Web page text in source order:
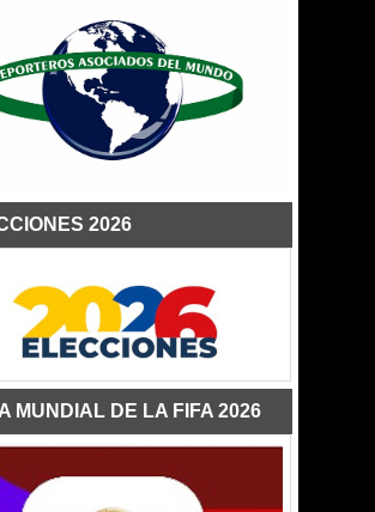
2026
MUNDIAL DE LA FIFA 2026